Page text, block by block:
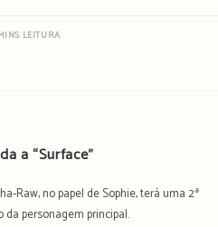
LEITURA
a “Surface”
Raw, no papel de Sophie, terá uma 2ª
personagem principal.